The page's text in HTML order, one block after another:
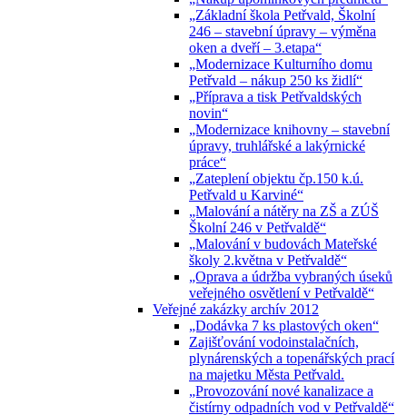
„Základní škola Petřvald, Školní
246 – stavební úpravy – výměna
oken a dveří – 3.etapa“
„Modernizace Kulturního domu
Petřvald – nákup 250 ks židlí“
„Příprava a tisk Petřvaldských
novin“
„Modernizace knihovny – stavební
úpravy, truhlářské a lakýrnické
práce“
„Zateplení objektu čp.150 k.ú.
Petřvald u Karviné“
„Malování a nátěry na ZŠ a ZÚŠ
Školní 246 v Petřvaldě“
„Malování v budovách Mateřské
školy 2.května v Petřvaldě“
„Oprava a údržba vybraných úseků
veřejného osvětlení v Petřvaldě“
Veřejné zakázky archív 2012
„Dodávka 7 ks plastových oken“
Zajišťování vodoinstalačních,
plynárenských a topenářských prací
na majetku Města Petřvald.
„Provozování nové kanalizace a
čistírny odpadních vod v Petřvaldě“